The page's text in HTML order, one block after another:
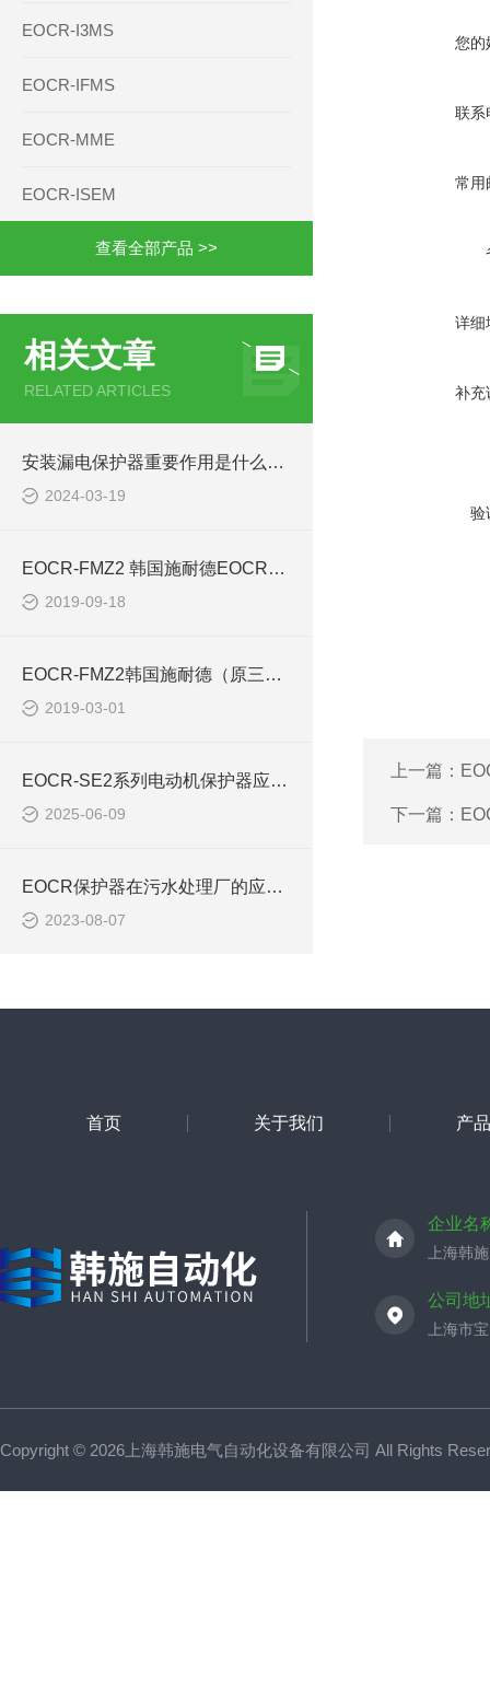
EOCR-I3MS
EOCR-IFMS
EOCR-MME
EOCR-ISEM
查看全部产品 >>
相关文章
RELATED ARTICLES
安装漏电保护器重要作用是什么EOCR-FMZ2
2024-03-19
EOCR-FMZ2 韩国施耐德EOCR数显型马达保护器
2019-09-18
EOCR-FMZ2韩国施耐德（原三和）保护器
2019-03-01
EOCR-SE2系列电动机保护器应用案例
2025-06-09
EOCR保护器在污水处理厂的应用及运行概述IFM420
2023-08-07
您的
联系
常用
详细
补充
验
上一篇：
下一篇：
首页 关于我们 产
企业名
上海韩
公司地
上海市
Copyright © 2026上海韩施电气自动化设备有限公司 All Rights